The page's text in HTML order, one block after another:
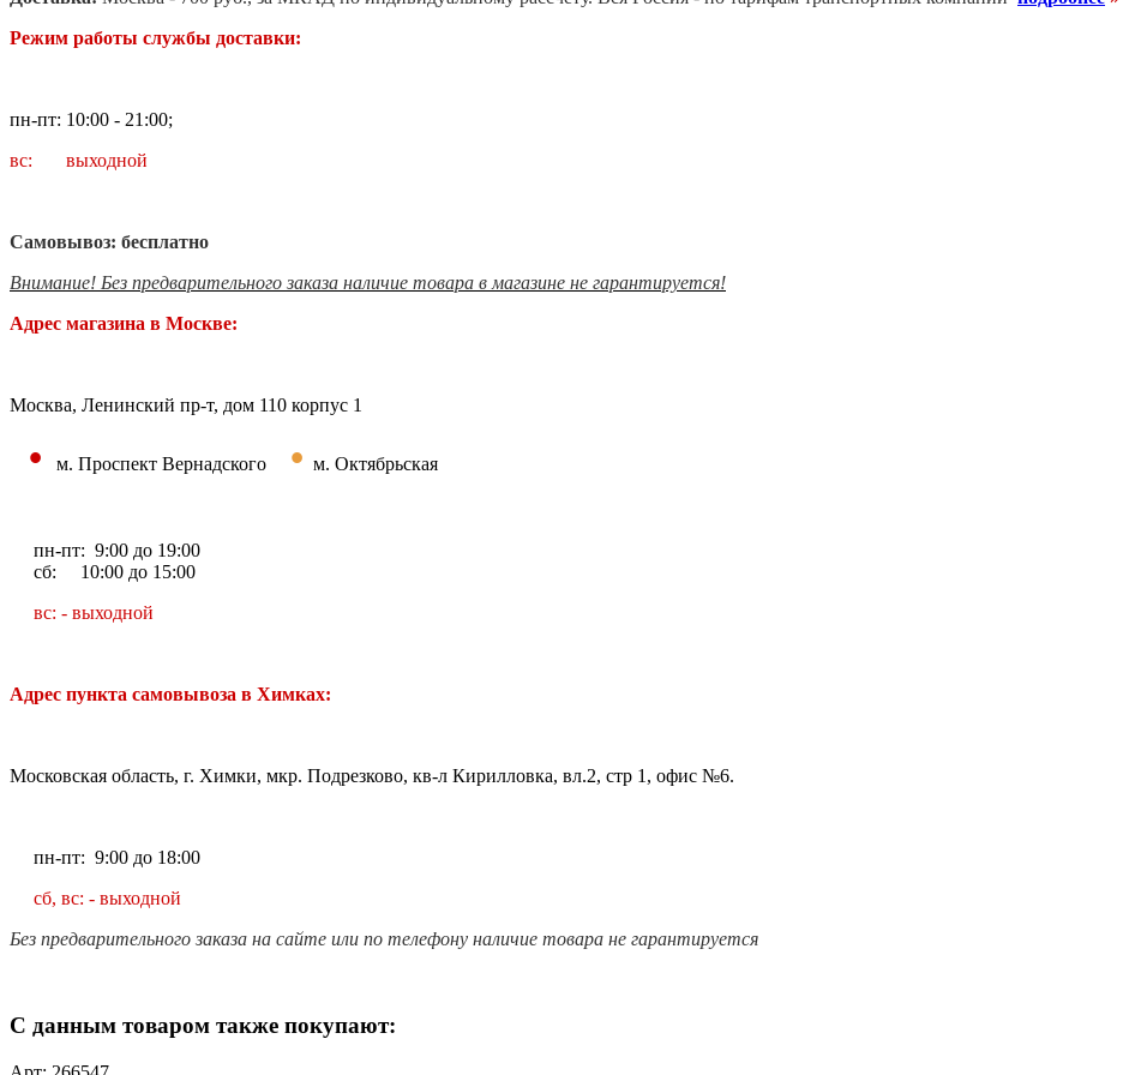
Режим работы службы доставки:
пн-пт: 10:00 - 21:00;
вс: выходной
Самовывоз: бесплатно
Внимание! Без предварительного заказа наличие товара в магазине не гарантируется!
Адрес магазина в Москве:
Москва, Ленинский пр-т, дом 110 корпус 1
• м. Проспект Вернадского • м. Октябрьская
пн-пт: 9:00 до 19:00
сб: 10:00 до 15:00
вс: - выходной
Адрес пункта самовывоза в Химках:
Московская область, г. Химки, мкр. Подрезково, кв-л Кирилловка, вл.2, стр 1, офис №6.
пн-пт: 9:00 до 18:00
сб, вс: - выходной
Без предварительного заказа на сайте или по телефону наличие товара не гарантируется
С данным товаром также покупают: